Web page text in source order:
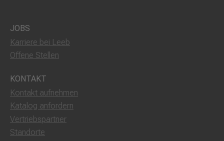
JOBS
Karriere bei Leeb
Offene Stellen
KONTAKT
Kontakt aufnehmen
Katalog anfordern
Vertriebspartner
Standorte